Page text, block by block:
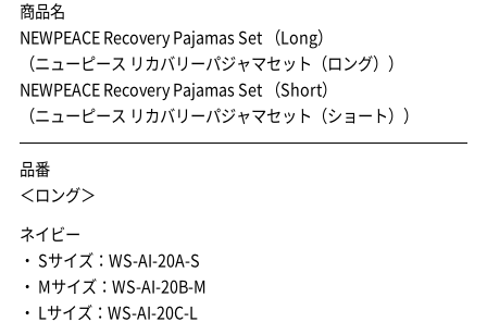
商品名
NEWPEACE Recovery Pajamas Set （Long）
（ニューピース リカバリーパジャマセット（ロング））
NEWPEACE Recovery Pajamas Set （Short）
（ニューピース リカバリーパジャマセット（ショート））
品番
＜ロング＞
ネイビー
・ Sサイズ：WS-AI-20A-S
・ Mサイズ：WS-AI-20B-M
・ Lサイズ：WS-AI-20C-L